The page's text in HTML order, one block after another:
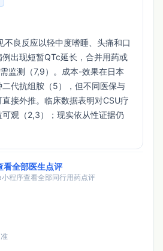
出现短暂QTc延长，合并用药或
监测（7,9）。成本-效果在日本
代抗组胺（5），但不同医保与
接外推。临床数据表明对CSU疗
观（2,3）；现实依从性证据仍
看全部医生点评
程序查看全部同行用药点评